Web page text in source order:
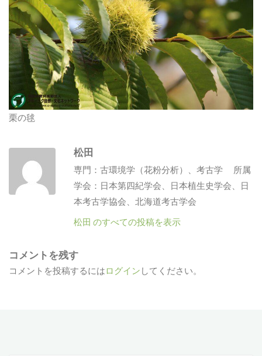
栗の毬
松田
専門：古環境学（花粉分析）、考古学 所属
学会：日本第四紀学会、日本植生史学会、日
本考古学協会、北海道考古学会
松田 のすべての投稿を表示
コメントを残す
コメントを投稿するにはログイン してください。